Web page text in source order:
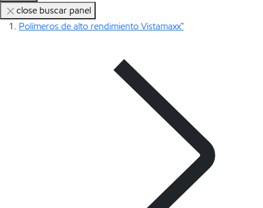
close buscar panel
Polímeros de alto rendimiento Vistamaxx™